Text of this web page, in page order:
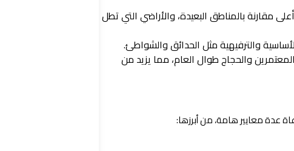
مقارنة بالمناطق البعيدة، والأراضي التي تطل
والترفيهية مثل الحدائق والشواطئ.
والحجاج طوال العام، مما يزيد من
عدة معايير هامة، من أبرزها: